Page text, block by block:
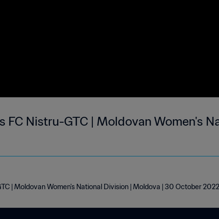
FC Nistru-GTC | Moldovan Women's
| Moldovan Women's National Division | Moldova | 30 October 2022